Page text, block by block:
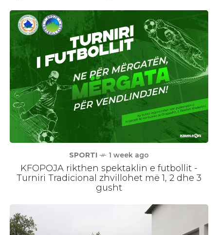
SPORTI 1 week ago
KFOPOJA rikthen spektaklin e futbollit -
Turniri Tradicional zhvillohet më 1, 2 dhe 3
gusht